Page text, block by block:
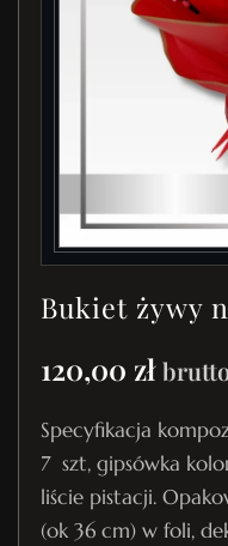
Bukiet żywy
120,00 zł
Specyfikacja
7 szt, gipsówka
liście pistacji.
(ok 36 cm) w foli,